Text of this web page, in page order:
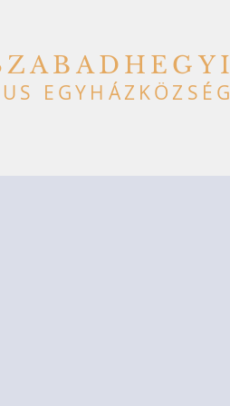
EGYHÁZKÖZSÉG